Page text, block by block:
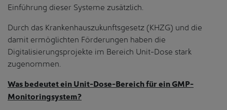
Einführung dieser Systeme zusätzlich.
Durch das Krankenhauszukunftsgesetz (KHZG) und die
damit ermöglichten Förderungen haben die
Digitalisierungsprojekte im Bereich Unit-Dose stark
zugenommen.
Was bedeutet ein Unit-Dose-Bereich für ein GMP-
Monitoringsystem?